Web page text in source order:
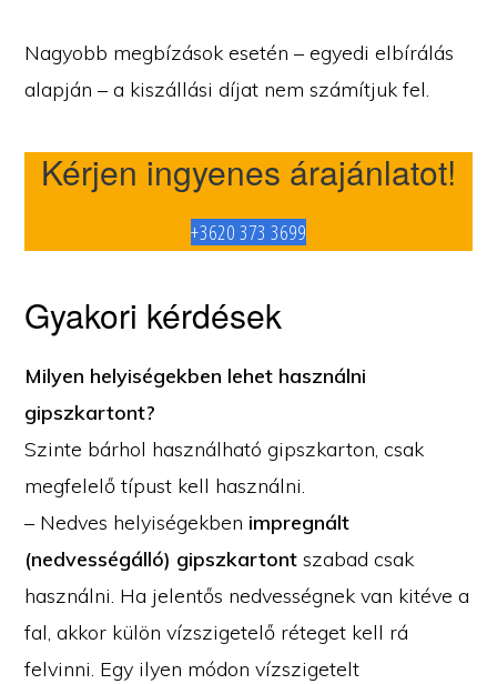
Nagyobb megbízások esetén – egyedi elbírálás
alapján – a kiszállási díjat nem számítjuk fel.
Kérjen ingyenes árajánlatot!
+3620 373 3699
Gyakori kérdések
Milyen helyiségekben lehet használni
gipszkartont?
Szinte bárhol használható gipszkarton, csak
megfelelő típust kell használni.
– Nedves helyiségekben impregnált
(nedvességálló) gipszkartont szabad csak
használni. Ha jelentős nedvességnek van kitéve a
fal, akkor külön vízszigetelő réteget kell rá
felvinni. Egy ilyen módon vízszigetelt